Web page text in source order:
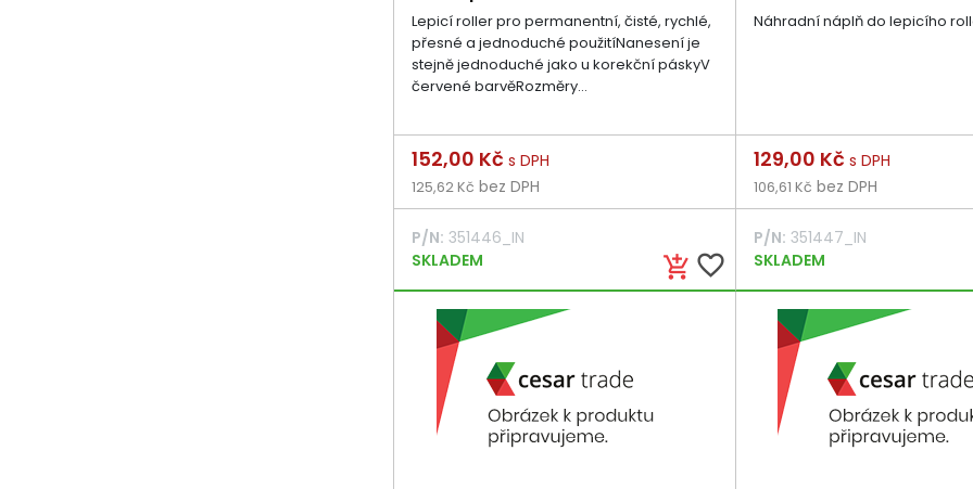
Lepicí roller pro permanentní, čisté, rychlé,
přesné a jednoduché použitíNanesení je
stejně jednoduché jako u korekční páskyV
červené barvěRozměry...
add_shopping_cart favorite_border
Cena
152,00 Kč s DPH
125,62 Kč bez DPH
P/N: 351446_IN
SKLADEM
Náhradní náplň do lepicího
Cena
129,00 Kč s DPH
106,61 Kč bez DPH
P/N: 351447_IN
SKLADEM